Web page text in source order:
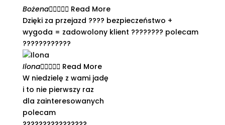
Bożena Read More
Dzięki za przejazd ???? bezpieczeństwo +
wygoda = zadowolony klient ???????? polecam
????????????
Ilona Read More
W niedzielę z wami jadę
i to nie pierwszy raz
dla zainteresowanych
polecam